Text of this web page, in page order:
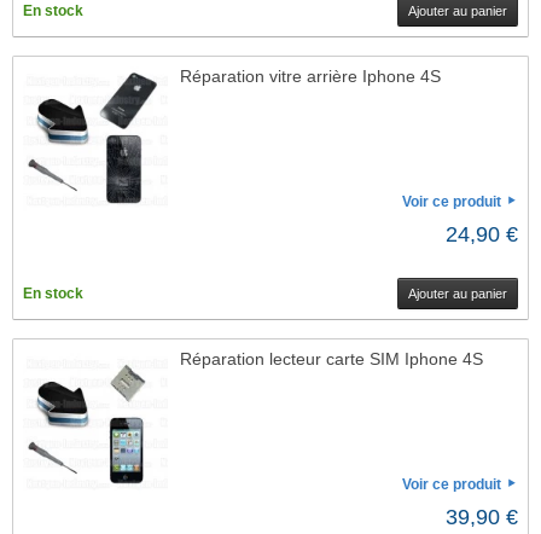
En stock Ajouter au panier
Réparation vitre arrière Iphone 4S
Voir ce produit
24,90 €
En stock Ajouter au panier
Réparation lecteur carte SIM Iphone 4S
Voir ce produit
39,90 €